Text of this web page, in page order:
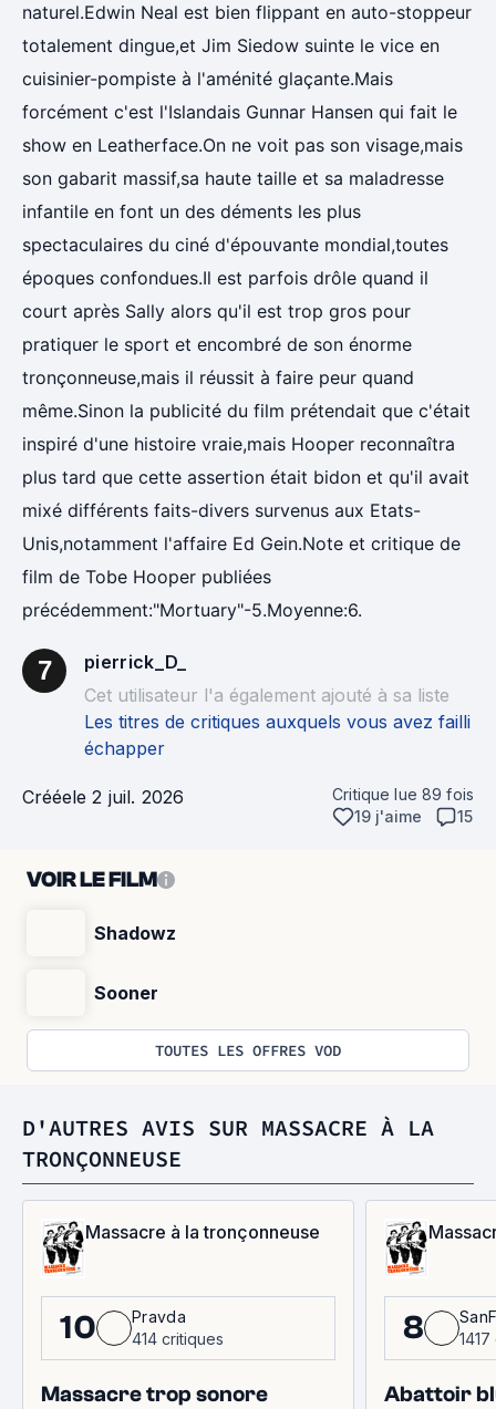
naturel.Edwin Neal est bien flippant en auto-stoppeur
totalement dingue,et Jim Siedow suinte le vice en
cuisinier-pompiste à l'aménité glaçante.Mais
forcément c'est l'Islandais Gunnar Hansen qui fait le
show en Leatherface.On ne voit pas son visage,mais
son gabarit massif,sa haute taille et sa maladresse
infantile en font un des déments les plus
spectaculaires du ciné d'épouvante mondial,toutes
époques confondues.Il est parfois drôle quand il
court après Sally alors qu'il est trop gros pour
pratiquer le sport et encombré de son énorme
tronçonneuse,mais il réussit à faire peur quand
même.Sinon la publicité du film prétendait que c'était
inspiré d'une histoire vraie,mais Hooper reconnaîtra
plus tard que cette assertion était bidon et qu'il avait
mixé différents faits-divers survenus aux Etats-
Unis,notamment l'affaire Ed Gein.Note et critique de
film de Tobe Hooper publiées
précédemment:"Mortuary"-5.Moyenne:6.
7
pierrick_D_
Cet utilisateur l'a également ajouté à sa liste
Les titres de critiques auxquels vous avez failli
échapper
Crééele 2 juil. 2026 Critique lue89 fois
19 j'aime
15
VOIR LE FILM
Shadowz
Sooner
TOUTES LES OFFRES VOD
D'AUTRES AVIS SUR MASSACRE À LA
TRONÇONNEUSE
Massacre à la tronçonneuse
10
Pravda
414 critiques
Massacre trop sonore
8
Abattoir